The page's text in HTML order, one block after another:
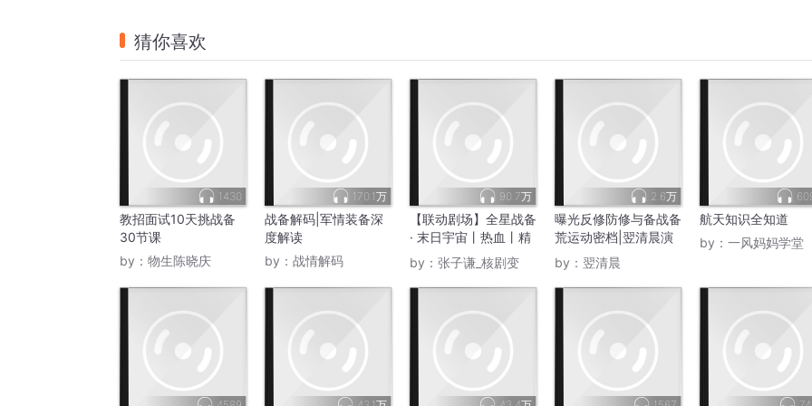
猜你喜欢
1430
教招面试10天挑战备
30节课
by： 物生陈晓庆
170.1万
战备解码|军情装备深
度解读
by： 战情解码
90.7万
【联动剧场】全星战备
· 末日宇宙丨热血丨精
品多播
by： 张子谦_核剧变
2.6万
曝光反修防修与备战备
荒运动密档|翌清晨演
播
by： 翌清晨
航天知识全知道
by： 一风妈妈学堂